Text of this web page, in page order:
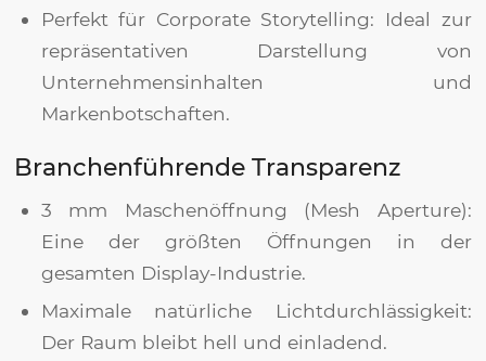
Perfekt für Corporate Storytelling: Ideal zur
repräsentativen Darstellung von
Unternehmensinhalten und
Markenbotschaften.
Branchenführende Transparenz
3 mm Maschenöffnung (Mesh Aperture):
Eine der größten Öffnungen in der
gesamten Display-Industrie.
Maximale natürliche Lichtdurchlässigkeit:
Der Raum bleibt hell und einladend.